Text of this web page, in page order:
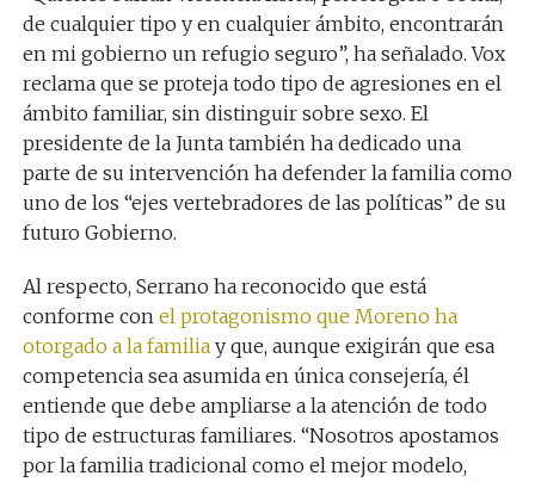
de cualquier tipo y en cualquier ámbito, encontrarán
en mi gobierno un refugio seguro”, ha señalado. Vox
reclama que se proteja todo tipo de agresiones en el
ámbito familiar, sin distinguir sobre sexo. El
presidente de la Junta también ha dedicado una
parte de su intervención ha defender la familia como
uno de los “ejes vertebradores de las políticas” de su
futuro Gobierno.
Al respecto, Serrano ha reconocido que está
conforme con el protagonismo que Moreno ha
otorgado a la familiay que, aunque exigirán que esa
competencia sea asumida en única consejería, él
entiende que debe ampliarse a la atención de todo
tipo de estructuras familiares. “Nosotros apostamos
por la familia tradicional como el mejor modelo,